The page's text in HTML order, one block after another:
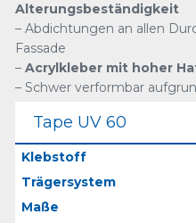
Alterungsbeständigkeit
– Abdichtungen an allen
Fassade
– Acrylkleber mit hoher
– Schwer verformbar
Tape UV 60
Klebstoff
Trägersystem
Maße